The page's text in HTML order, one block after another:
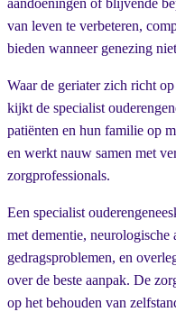
van leven te verbeteren,
bieden wanneer genezing
Waar de geriater zich richt
kijkt de specialist
patiënten en hun familie op
en werkt nauw samen met
zorgprofessionals.
Een specialist
met dementie,
gedragsproblemen, en
over de beste aanpak. De
op het behouden van